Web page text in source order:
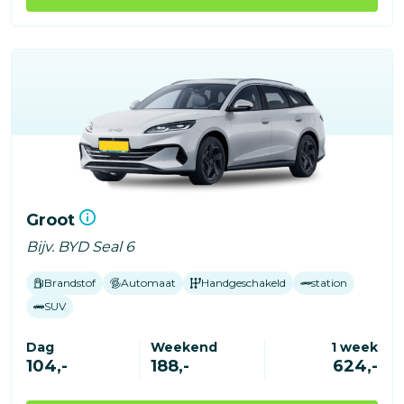
Groot
Bijv. BYD Seal 6
Brandstof Automaat Handgeschakeld
station
SUV
Dag
104,-
Weekend
188,-
1 week
624,-